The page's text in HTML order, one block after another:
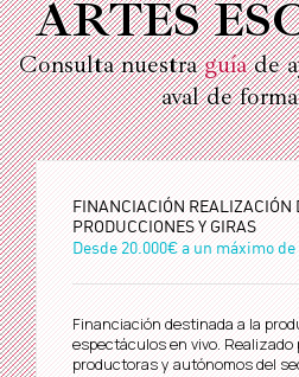
ARTES
Consulta nuestraguíade
aval de
FINANCIACIÓN REALIZACIÓN
PRODUCCIONES Y GIRAS
Desde20.000€a un máximo de
Financiación destinada a la
espectáculos en vivo. Realizado
productoras y autónomos del